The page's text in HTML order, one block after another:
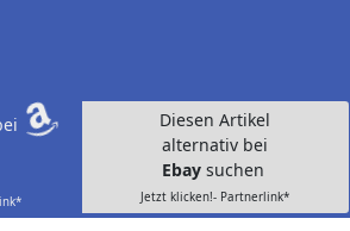
Diesen Artikel
alternativ bei
Ebay suchen
Jetzt klicken!- Partnerlink*